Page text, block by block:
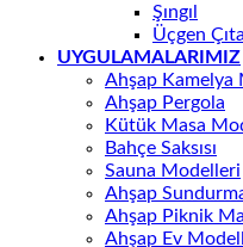
Şıngıl
Üçgen
UYGULAMALARIMIZ
Ahşap Kamelya
Ahşap Pergola
Kütük Masa
Bahçe Saksısı
Sauna Modelleri
Ahşap
Ahşap Piknik
Ahşap Ev